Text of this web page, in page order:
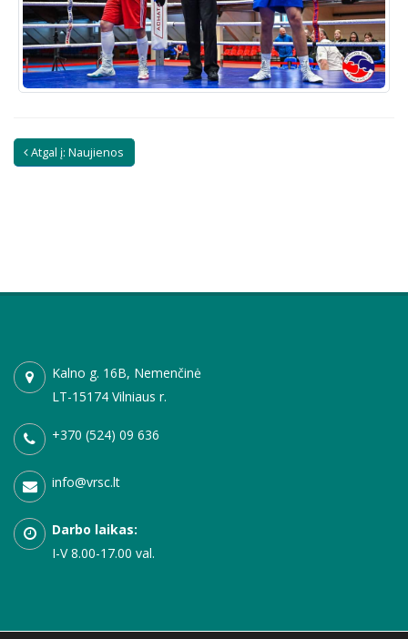
Atgal į: Naujienos
Kalno g. 16B, Nemenčinė
LT-15174 Vilniaus r.
+370 (524) 09 636
info@vrsc.lt
Darbo laikas:
I-V 8.00-17.00 val.